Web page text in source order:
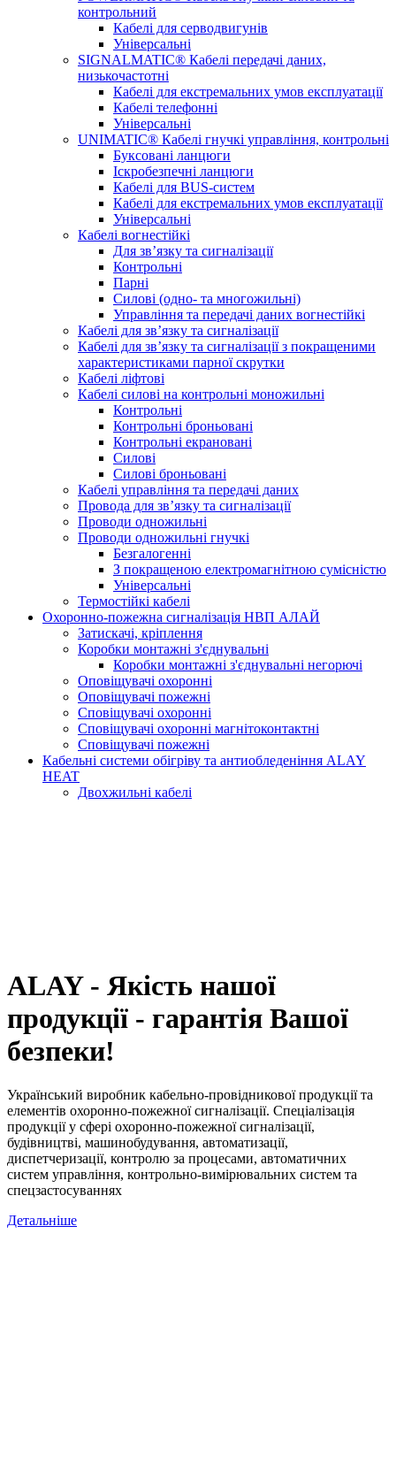
контрольний
Кабелі для серводвигунів
Універсальні
SIGNALMATIC® Кабелі передачі даних,
низькочастотні
Кабелі для екстремальних умов експлуатації
Кабелі телефонні
Універсальні
UNIMATIC® Кабелі гнучкі управління, контрольні
Буксовані ланцюги
Іскробезпечні ланцюги
Кабелі для BUS-систем
Кабелі для екстремальних умов експлуатації
Універсальні
Кабелі вогнестійкі
Для зв’язку та сигналізації
Контрольні
Парні
Силові (одно- та многожильні)
Управління та передачі даних вогнестійкі
Кабелі для зв’язку та сигналізації
Кабелі для зв’язку та сигналізації з покращеними
характеристиками парної скрутки
Кабелі ліфтові
Кабелі силові на контрольні моножильні
Контрольні
Контрольні броньовані
Контрольні екрановані
Силові
Силові броньовані
Кабелі управління та передачі даних
Провода для зв’язку та сигналізації
Проводи одножильні
Проводи одножильні гнучкі
Безгалогенні
З покращеною електромагнітною сумісністю
Універсальні
Термостійкі кабелі
Охоронно-пожежна сигналізація НВП АЛАЙ
Затискачі, кріплення
Коробки монтажні з'єднувальні
Коробки монтажні з'єднувальні негорючі
Оповіщувачі охоронні
Оповіщувачі пожежні
Сповіщувачі охоронні
Сповіщувачі охоронні магнітоконтактні
Сповіщувачі пожежні
Кабельні системи обігріву та антиобледеніння ALAY
HEAT
Двохжильні кабелі
ALAY - Якість нашої
продукції - гарантія Вашої
безпеки!
Український виробник кабельно-провідникової продукції та
елементів охоронно-пожежної сигналізації. Спеціалізація
продукції у сфері охоронно-пожежної сигналізації,
будівництві, машинобудування, автоматизації,
диспетчеризації, контролю за процесами, автоматичних
систем управління, контрольно-вимірювальних систем та
спецзастосуваннях
Детальніше